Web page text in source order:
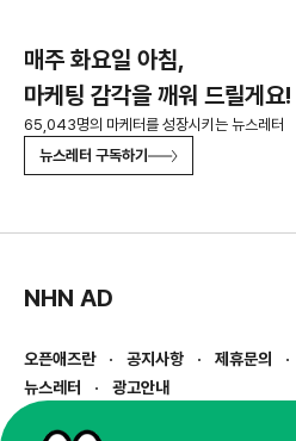
매주 화요일 아침,
마케팅 감각을 깨워 드릴게요!
65,043명의 마케터를 성장시키는 뉴스레터
뉴스레터 구독하기
NHN AD
오픈애즈란 공지사항 제휴문의
뉴스레터
광고안내